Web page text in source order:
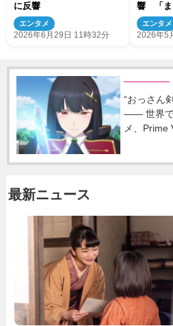
に反響
エンタメ
2026年6月29日 11時32分
響 「ま
しすぎる
エンタメ
2026年5
“おっさん
―― 世界で
メ、Prime
最新ニュース